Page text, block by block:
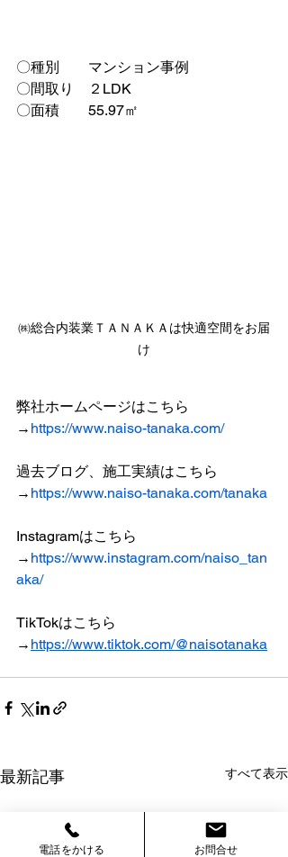
〇種別　　マンション事例
〇間取り　２LDK
〇面積　　55.97㎡
㈱総合内装業ＴＡＮＡＫＡは快適空間をお届
け
弊社ホームページはこちら
→ https://www.naiso-tanaka.com/
過去ブログ、施工実績はこちら
→ https://www.naiso-tanaka.com/tanaka
Instagramはこちら
→ https://www.instagram.com/naiso_tan
aka/
TikTokはこちら
→ https://www.tiktok.com/@naisotanaka
最新記事 すべて表示
電話をかける お問合せ